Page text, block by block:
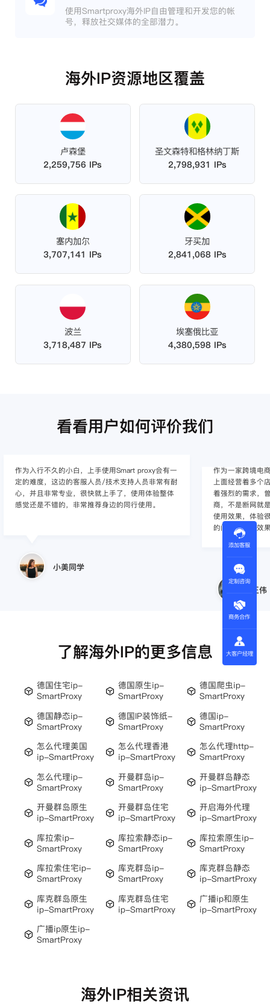
使用Smartproxy海外IP自由管理和开发您的帐
号，释放社交媒体的全部潜力。
海外IP资源地区覆盖
卢森堡
2,259,756 IPs
圣文森特和格林纳丁斯
2,798,931 IPs
塞内加尔
3,707,141 IPs
牙买加
2,841,068 IPs
波兰
3,718,487 IPs
埃塞俄比亚
4,380,598 IPs
看看用户如何评价我们
作为入行不久的小白，上手使用Smart proxy会有一
定的难度，这边的客服人员/技术支持人员非常有耐
心，并且非常专业，很快就上手了，使用体验整体
感觉还是不错的，非常推荐身边的同行使用。
小美同学
作为一家跨境电
上面经营着多个
着强烈的需求，
商，不是断网就
使用效果，体验
的问题，使用效
王伟
了解海外IP的更多信息
德国住宅ip-
SmartProxy
德国原生ip-
SmartProxy
德国爬虫ip-
SmartProxy
德国静态ip-
SmartProxy
德国IP装饰纸-
SmartProxy
德国ip-
SmartProxy
怎么代理美国
ip-SmartProxy
怎么代理香港
ip-SmartProxy
怎么代理http-
SmartProxy
怎么代理ip-
SmartProxy
开曼群岛ip-
SmartProxy
开曼群岛静态
ip-SmartProxy
开曼群岛原生
ip-SmartProxy
开曼群岛住宅
ip-SmartProxy
开启海外代理
ip-SmartProxy
库拉索ip-
SmartProxy
库拉索静态ip-
SmartProxy
库拉索原生ip-
SmartProxy
库拉索住宅ip-
SmartProxy
库克群岛ip-
SmartProxy
库克群岛静态
ip-SmartProxy
库克群岛原生
ip-SmartProxy
库克群岛住宅
ip-SmartProxy
广播ip和原生
ip-SmartProxy
广播ip原生ip-
SmartProxy
海外IP相关资讯
添加客服
定制咨询
商务合作
大客户经理